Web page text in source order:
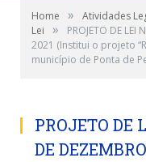
Home » Atividades
Lei
»
PROJETO DE LEI
2021 (Institui o projeto
município de Ponta de
PROJETO DE
DE